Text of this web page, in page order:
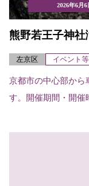
2026年6月
熊野若王子神社
左京区 イベント等
京都市の中心部から
す。開催期間・開催